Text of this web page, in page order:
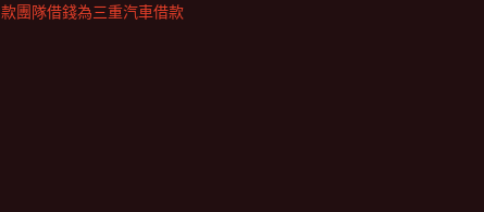
款團隊借錢為三重汽車借款